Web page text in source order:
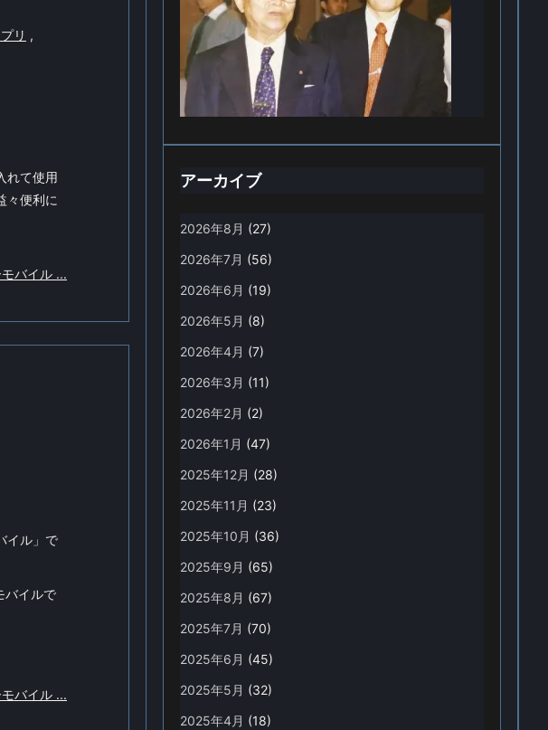
リ ,
れて使用
々便利に
バイル ...
イル」で
バイルで
バイル ...
アーカイブ
2026年8月 (27)
2026年7月 (56)
2026年6月 (19)
2026年5月 (8)
2026年4月 (7)
2026年3月 (11)
2026年2月 (2)
2026年1月 (47)
2025年12月 (28)
2025年11月 (23)
2025年10月 (36)
2025年9月 (65)
2025年8月 (67)
2025年7月 (70)
2025年6月 (45)
2025年5月 (32)
2025年4月 (18)